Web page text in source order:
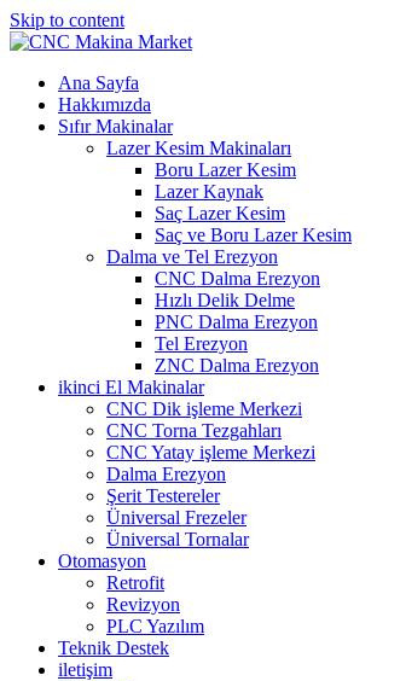
Skip to content
Ana Sayfa
Hakkımızda
Sıfır Makinalar
Lazer Kesim Makinaları
Boru Lazer Kesim
Lazer Kaynak
Saç Lazer Kesim
Saç ve Boru Lazer Kesim
Dalma ve Tel Erezyon
CNC Dalma Erezyon
Hızlı Delik Delme
PNC Dalma Erezyon
Tel Erezyon
ZNC Dalma Erezyon
ikinci El Makinalar
CNC Dik işleme Merkezi
CNC Torna Tezgahları
CNC Yatay işleme Merkezi
Dalma Erezyon
Şerit Testereler
Üniversal Frezeler
Üniversal Tornalar
Otomasyon
Retrofit
Revizyon
PLC Yazılım
Teknik Destek
iletişim